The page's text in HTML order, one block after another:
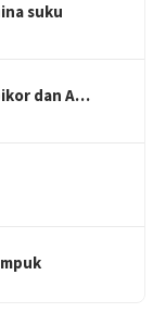
suku
dan A…